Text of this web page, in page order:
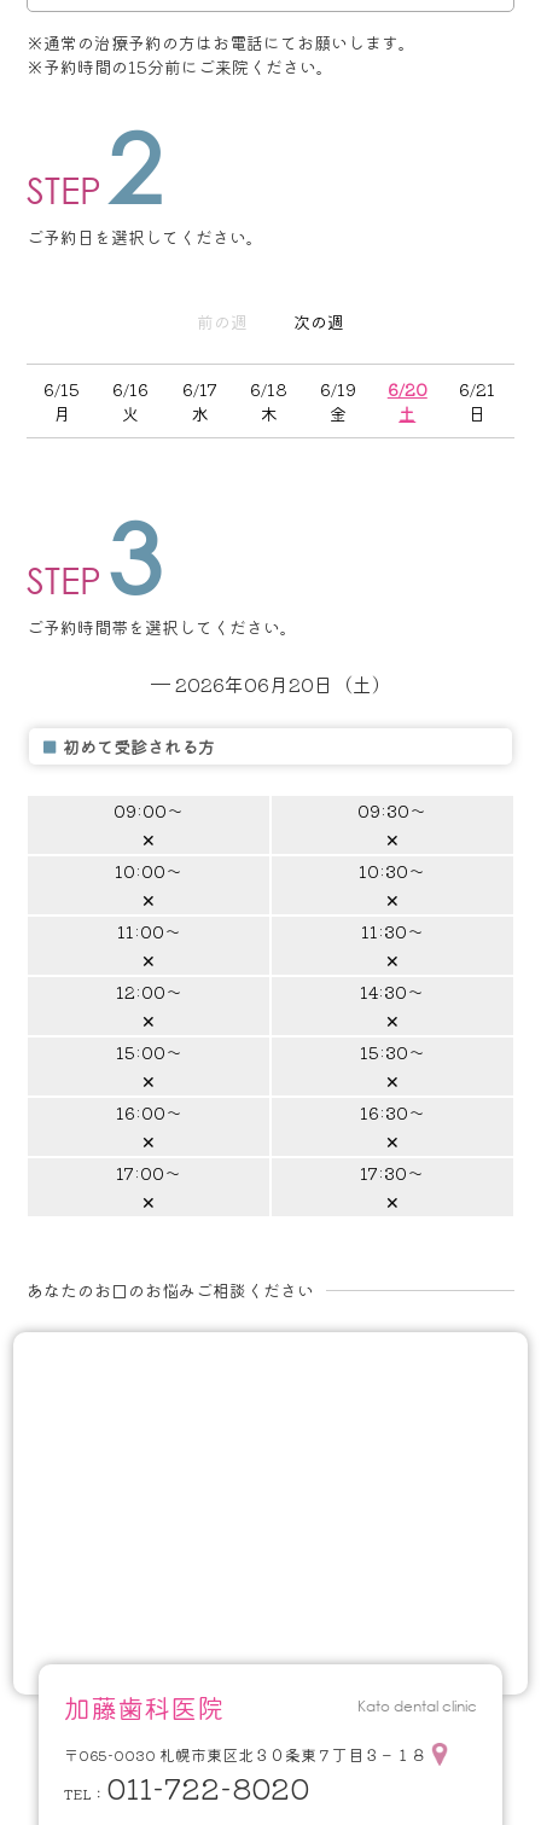
※通常の治療予約の方はお電話にてお願いします。
※予約時間の15分前にご来院ください。
STEP 2
ご予約日を選択してください。
前の週 次の週
6/15
月
6/16
火
6/17
水
6/18
木
6/19
金
6/20
土
6/21
日
STEP 3
ご予約時間帯を選択してください。
─ 2026年06月20日（土）
■ 初めて受診される方
09:00～
✕
09:30～
✕
10:00～
✕
10:30～
✕
11:00～
✕
11:30～
✕
12:00～
✕
14:30～
✕
15:00～
✕
15:30～
✕
16:00～
✕
16:30～
✕
17:00～
✕
17:30～
✕
あなたのお口のお悩みご相談ください
加藤歯科医院 Kato dental clinic
〒065-0030 札幌市東区北３０条東７丁目３－１８
TEL： 011-722-8020